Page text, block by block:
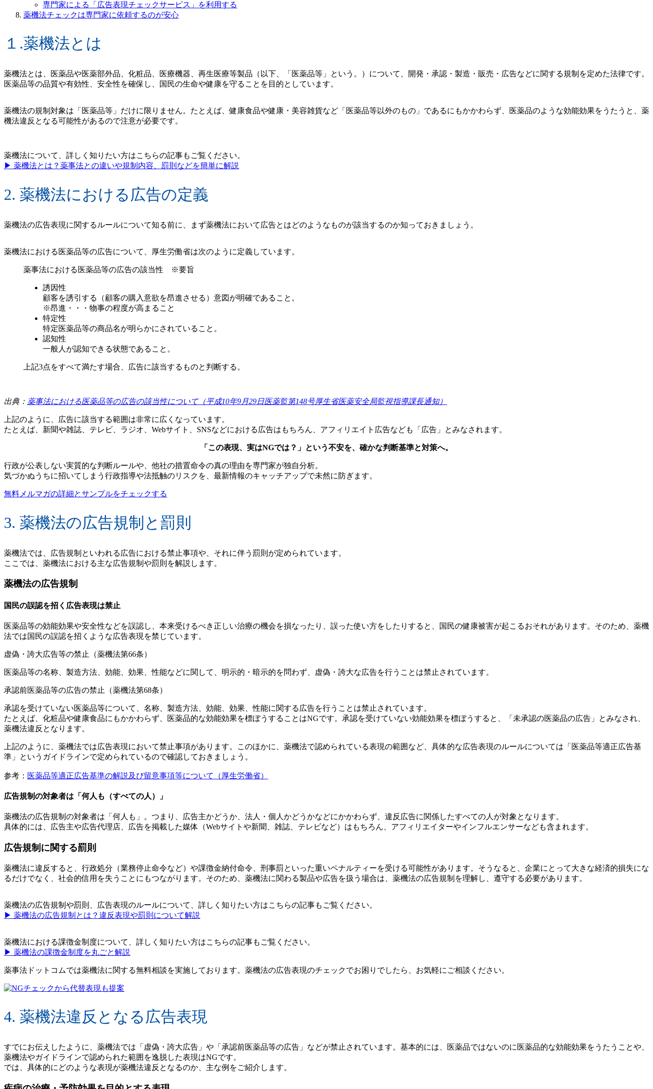
専門家による「広告表現チェックサービス」を利用する
薬機法チェックは専門家に依頼するのが安心
１.薬機法とは
薬機法とは、医薬品や医薬部外品、化粧品、医療機器、再生医療等製品（以下、「医薬品等」という。）について、開発・承認・製造・販売・広告などに関する規制を定めた法律です。
医薬品等の品質や有効性、安全性を確保し、国民の生命や健康を守ることを目的としています。
薬機法の規制対象は「医薬品等」だけに限りません。たとえば、健康食品や健康・美容雑貨など「医薬品等以外のもの」であるにもかかわらず、医薬品のような効能効果をうたうと、薬
機法違反となる可能性があるので注意が必要です。
薬機法について、詳しく知りたい方はこちらの記事もご覧ください。
▶︎ 薬機法とは？薬事法との違いや規制内容、罰則などを簡単に解説
2. 薬機法における広告の定義
薬機法の広告表現に関するルールについて知る前に、まず薬機法において広告とはどのようなものが該当するのか知っておきましょう。
薬機法における医薬品等の広告について、厚生労働省は次のように定義しています。
薬事法における医薬品等の広告の該当性 ※要旨
誘因性
顧客を誘引する（顧客の購入意欲を昂進させる）意図が明確であること。
※昂進・・・物事の程度が高まること
特定性
特定医薬品等の商品名が明らかにされていること。
認知性
一般人が認知できる状態であること。
上記3点をすべて満たす場合、広告に該当するものと判断する。
出典： 薬事法における医薬品等の広告の該当性について（平成10年9月29日医薬監第148号厚生省医薬安全局監視指導課長通知）
上記のように、広告に該当する範囲は非常に広くなっています。
たとえば、新聞や雑誌、テレビ、ラジオ、Webサイト、SNSなどにおける広告はもちろん、アフィリエイト広告なども「広告」とみなされます。
「この表現、実はNGでは？」という不安を、確かな判断基準と対策へ。
行政が公表しない実質的な判断ルールや、他社の措置命令の真の理由を専門家が独自分析。
気づかぬうちに招いてしまう行政指導や法抵触のリスクを、最新情報のキャッチアップで未然に防ぎます。
無料メルマガの詳細とサンプルをチェックする
3. 薬機法の広告規制と罰則
薬機法では、広告規制といわれる広告における禁止事項や、それに伴う罰則が定められています。
ここでは、薬機法における主な広告規制や罰則を解説します。
薬機法の広告規制
国民の誤認を招く広告表現は禁止
医薬品等の効能効果や安全性などを誤認し、本来受けるべき正しい治療の機会を損なったり、誤った使い方をしたりすると、国民の健康被害が起こるおそれがあります。そのため、薬機
法では国民の誤認を招くような広告表現を禁じています。
虚偽・誇大広告等の禁止（薬機法第66条）
医薬品等の名称、製造方法、効能、効果、性能などに関して、明示的・暗示的を問わず、虚偽・誇大な広告を行うことは禁止されています。
承認前医薬品等の広告の禁止（薬機法第68条）
承認を受けていない医薬品等について、名称、製造方法、効能、効果、性能に関する広告を行うことは禁止されています。
たとえば、化粧品や健康食品にもかかわらず、医薬品的な効能効果を標ぼうすることはNGです。承認を受けていない効能効果を標ぼうすると、「未承認の医薬品の広告」とみなされ、
薬機法違反となります。
上記のように、薬機法では広告表現において禁止事項があります。このほかに、薬機法で認められている表現の範囲など、具体的な広告表現のルールについては「医薬品等適正広告基
準」というガイドラインで定められているので確認しておきましょう。
参考： 医薬品等適正広告基準の解説及び留意事項等について（厚生労働省）
広告規制の対象者は「何人も（すべての人）」
薬機法の広告規制の対象者は「何人も」。つまり、広告主かどうか、法人・個人かどうかなどにかかわらず、違反広告に関係したすべての人が対象となります。
具体的には、広告主や広告代理店、広告を掲載した媒体（Webサイトや新聞、雑誌、テレビなど）はもちろん、アフィリエイターやインフルエンサーなども含まれます。
広告規制に関する罰則
薬機法に違反すると、行政処分（業務停止命令など）や課徴金納付命令、刑事罰といった重いペナルティーを受ける可能性があります。そうなると、企業にとって大きな経済的損失にな
るだけでなく、社会的信用を失うことにもつながります。そのため、薬機法に関わる製品や広告を扱う場合は、薬機法の広告規制を理解し、遵守する必要があります。
薬機法の広告規制や罰則、広告表現のルールについて、詳しく知りたい方はこちらの記事もご覧ください。
▶︎ 薬機法の広告規制とは？違反表現や罰則について解説
薬機法における課徴金制度について、詳しく知りたい方はこちらの記事もご覧ください。
▶︎ 薬機法の課徴金制度を丸ごと解説
薬事法ドットコムでは薬機法に関する無料相談を実施しております。薬機法の広告表現のチェックでお困りでしたら、お気軽にご相談ください。
4. 薬機法違反となる広告表現
すでにお伝えしたように、薬機法では「虚偽・誇大広告」や「承認前医薬品等の広告」などが禁止されています。基本的には、医薬品ではないのに医薬品的な効能効果をうたうことや、
薬機法やガイドラインで認められた範囲を逸脱した表現はNGです。
では、具体的にどのような表現が薬機法違反となるのか、主な例をご紹介します。